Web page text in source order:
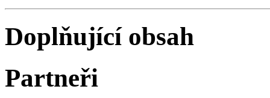
Doplňující obsah
Partneři